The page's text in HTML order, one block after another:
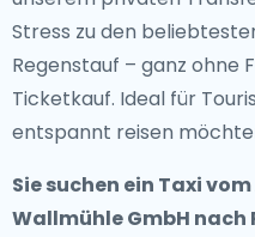
Stress zu den
Regenstauf – ganz ohne
Ticketkauf. Ideal für
entspannt reisen
Sie suchen ein Taxi
Wallmühle GmbH nach